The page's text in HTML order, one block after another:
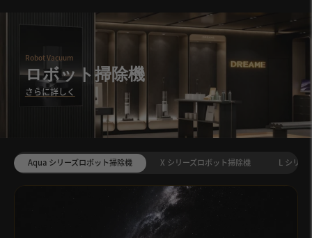
Robot Vacuum
ロボット掃除機
さらに詳しく
Aqua シリーズロボット掃除機 X シリーズロボット掃除機 L シリー